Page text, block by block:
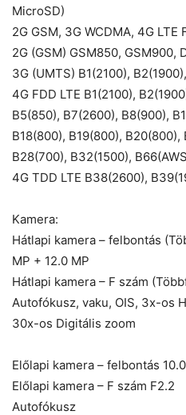
MicroSD)
2G GSM, 3G WCDMA, 4G LTE
2G (GSM) GSM850, GSM900,
3G (UMTS) B1(2100),
4G FDD LTE B1(2100),
B5(850), B7(2600), B8(900),
B18(800), B19(800), B20(800),
B28(700), B32(1500),
4G TDD LTE B38(2600),
Kamera:
Hátlapi kamera – felbontás
MP + 12.0 MP
Hátlapi kamera – F szám
Autofókusz, vaku, OIS, 3x-os
30x-os Digitális zoom
Előlapi kamera – felbontás
Előlapi kamera – F szám F2.2
Autofókusz